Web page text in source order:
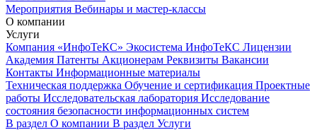
Мероприятия Вебинары и мастер-классы
О компании
Услуги
Компания «ИнфоТеКС» Экосистема ИнфоТеКС Лицензии
Академия Патенты Акционерам Реквизиты Вакансии
Контакты Информационные материалы
Техническая поддержка Обучение и сертификация Проектные
работы Исследовательская лаборатория Исследование
состояния безопасности информационных систем
В раздел О компании В раздел Услуги